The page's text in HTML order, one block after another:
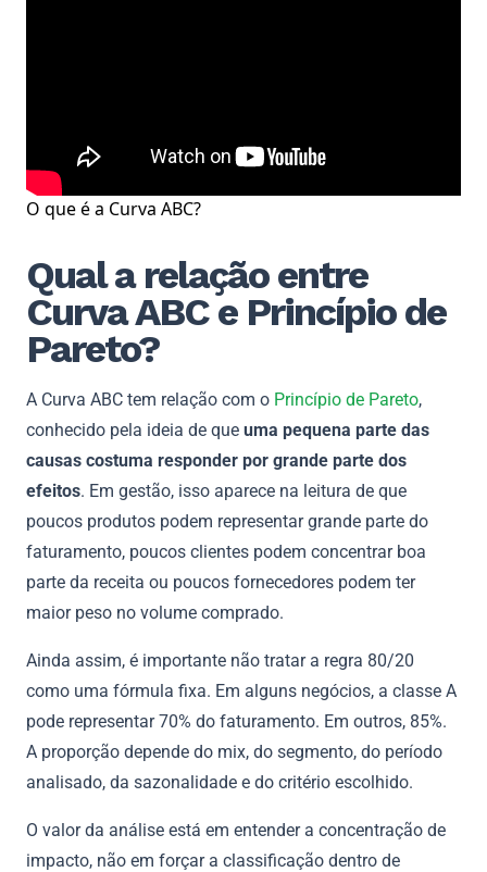
O que é a Curva ABC?
Qual a relação entre
Curva ABC e Princípio de
Pareto?
A Curva ABC tem relação com o Princípio de Pareto,
conhecido pela ideia de que uma pequena parte das
causas costuma responder por grande parte dos
efeitos. Em gestão, isso aparece na leitura de que
poucos produtos podem representar grande parte do
faturamento, poucos clientes podem concentrar boa
parte da receita ou poucos fornecedores podem ter
maior peso no volume comprado.
Ainda assim, é importante não tratar a regra 80/20
como uma fórmula fixa. Em alguns negócios, a classe A
pode representar 70% do faturamento. Em outros, 85%.
A proporção depende do mix, do segmento, do período
analisado, da sazonalidade e do critério escolhido.
O valor da análise está em entender a concentração de
impacto, não em forçar a classificação dentro de